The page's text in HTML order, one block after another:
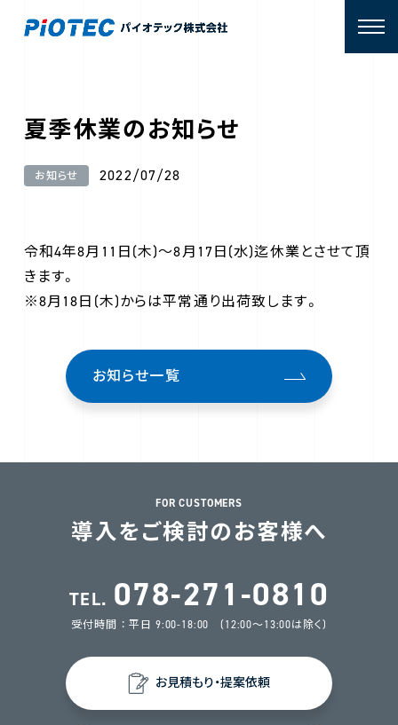
夏季休業のお知らせ
お知らせ 2022/07/28
令和4年8月11日(木)～8月17日(水)迄休業とさせて頂
きます。
※8月18日(木)からは平常通り出荷致します。
お知らせ一覧
FOR CUSTOMERS
導入をご検討のお客様へ
TEL. 078-271-0810
受付時間 ： 平日 9:00-18:00 (12:00～13:00は除く)
お見積もり・提案依頼